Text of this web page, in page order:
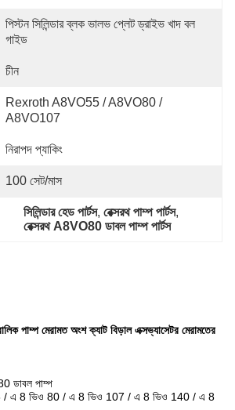
পিস্টন সিলিন্ডার ব্লক ভালভ প্লেট ড্রাইভ খাদ বল
গাইড
চীন
Rexroth A8VO55 / A8VO80 /
A8VO107
নিরাপদ প্যাকিং
100 সেট/মাস
সিলিন্ডার হেড পার্টস, রেক্সরথ পাম্প পার্টস,
রেক্সরথ A8VO80 ডাবল পাম্প পার্টস
পাম্প মেরামত অংশ ক্যাট বিড়াল এক্সভ্যাসেটর মেরামতের
ডাবল পাম্প
/ এ 8 ভিও 80 / এ 8 ভিও 107 / এ 8 ভিও 140 / এ 8